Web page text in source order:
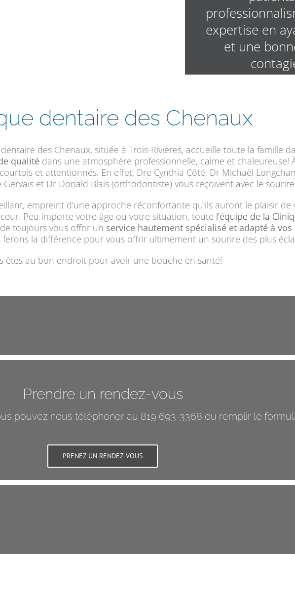
expertise en
et une
dentaire des Chenaux
des Chenaux, située à Trois-Rivières, accueille toute la famille
qualitédans une atmosphère professionnelle, calme et chaleureuse!
et attentionnés. En effet, Dre Cynthia Côté, Dr Michaël
Gervais et Dr Donald Blais (orthodontiste) vous reçoivent avec le
empreint d’une approche réconfortante qu’ils auront le plaisir de
Peu importe votre âge ou votre situation, toute l’équipe de la
toujours vous offrir un service hautement spécialisé et adapté à vos
la différence pour vous offrir ultimement un sourire des plus
êtes au bon endroit pour avoir une bouche en santé!
Prendre un rendez-vous
pouvez nous téléphoner au 819 693-3368 ou remplir le
PRENEZ UN RENDEZ-VOUS